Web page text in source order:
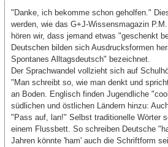
"Danke, ich bekomme schon geholfen."
werden, wie das G+J-Wissensmagazin
hören wir, dass jemand etwas "geschenkt
Deutschen bilden sich Ausdrucksformen
Spontanes Alltagsdeutsch" bezeichnet.
Der Sprachwandel vollzieht sich auf
"Man schreibt so, wie man denkt und
an Boden. Englisch finden Jugendliche
südlichen und östlichen Ländern hinzu:
"Pass auf, lan!" Selbst traditionelle Wörter
einem Flussbett. So schreiben Deutsche
Jahren könnte 'ham' auch die Schriftform